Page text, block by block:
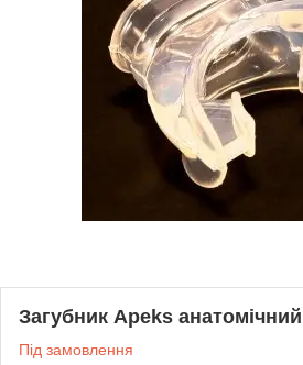
Загубник Apeks
Під замовлення